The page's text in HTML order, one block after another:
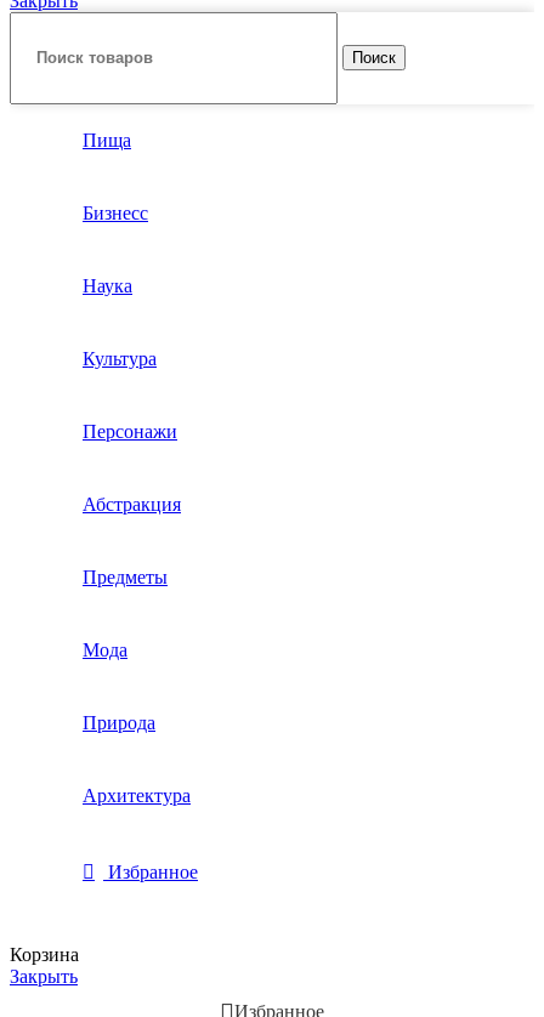
Поиск
Пища
Бизнесс
Наука
Культура
Персонажи
Абстракция
Предметы
Мода
Природа
Архитектура
Избранное
Корзина
Закрыть
Избранное